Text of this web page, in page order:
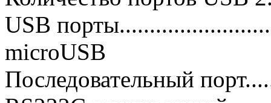
USB
microUSB
Последовательный